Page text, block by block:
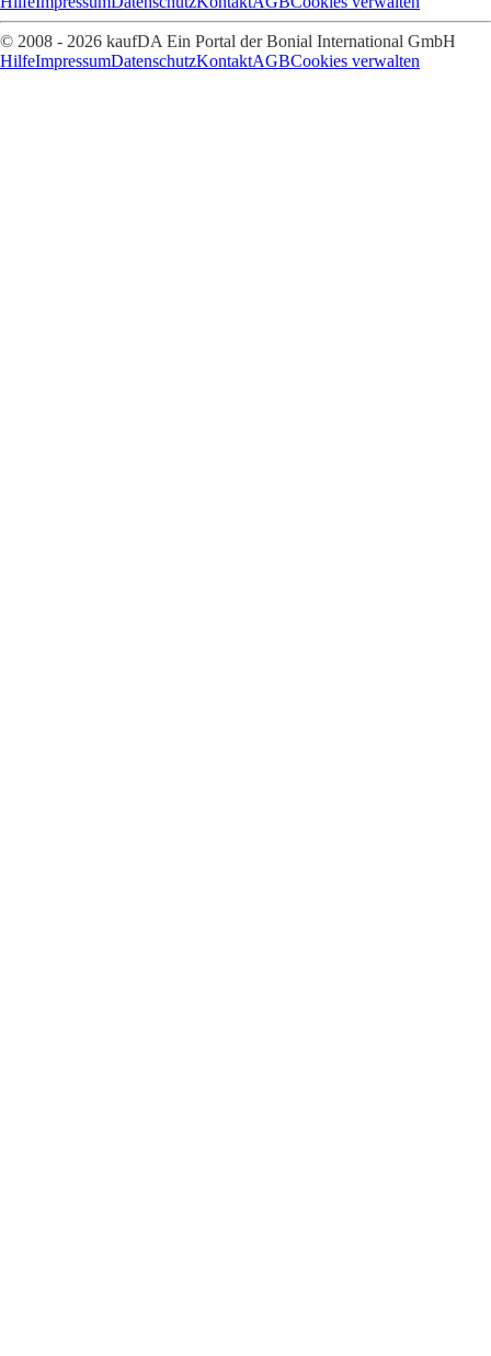
© 2008 - 2026 kaufDA Ein Portal der Bonial International GmbH
HilfeImpressumDatenschutzKontaktAGBCookies verwalten